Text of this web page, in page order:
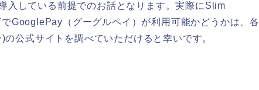
入している前提でのお話となります。実際にSlim
GooglePay（グーグルペイ）が利用可能かどうかは、各
公式サイトを調べていただけると幸いです。